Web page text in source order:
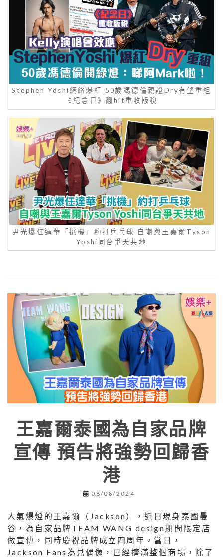
Stephen Yoshi網絡爆紅 50歲馮德倫親證Dry有望重組
《紀念日》翻hit重收版稅
尹光爆任達華「挑機」約打乒乓球 自嘲與王嘉爾Tyson
Yoshi同台爭天共地
王嘉爾泰國為自家品牌
宣傳 預告將強勢回歸香
港
08/08/2024
人氣爆燈的王嘉爾（Jackson），近日現身泰國曼
谷，為自家品牌TEAM WANG design期間限定店
做宣傳，同時慶祝品牌成立四周年。當日，
Jackson Fans為見偶像，已經擠滿整個商場，除了